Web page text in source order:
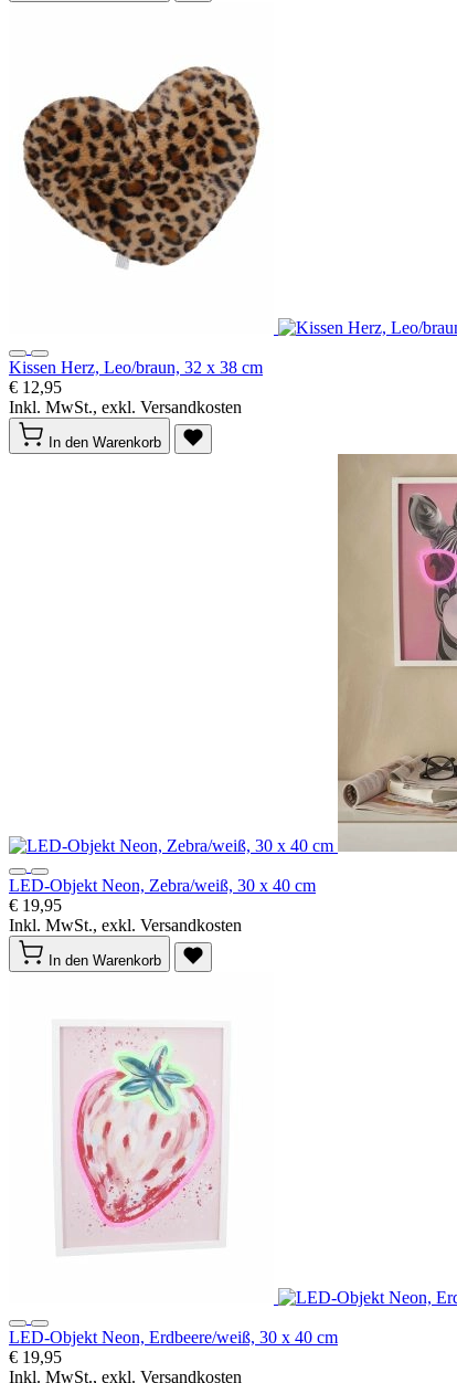
Kissen Herz, Leo/braun, 32 x 38 cm
€ 12,95
Inkl. MwSt., exkl. Versandkosten
In den Warenkorb
LED-Objekt Neon, Zebra/weiß, 30 x 40 cm
€ 19,95
Inkl. MwSt., exkl. Versandkosten
In den Warenkorb
LED-Objekt Neon, Erdbeere/weiß, 30 x 40 cm
€ 19,95
Inkl. MwSt., exkl. Versandkosten